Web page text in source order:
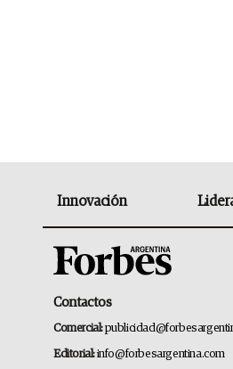
Innovación
Contactos
Comercial:
Editorial:info@forbesargentina.com